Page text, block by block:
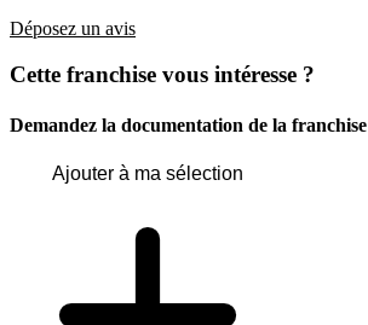
Déposez un avis
Cette franchise vous intéresse ?
Demandez la documentation de la franchise
Ajouter à ma sélection